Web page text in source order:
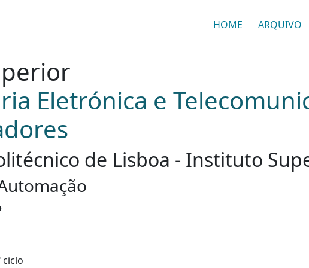
HOME ARQUIVO
Eletrónica e
de Lisboa - Instituto
ciclo